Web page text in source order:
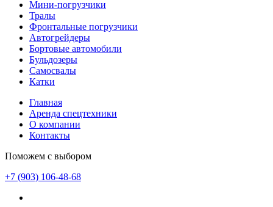
Мини-погрузчики
Тралы
Фронтальные погрузчики
Автогрейдеры
Бортовые автомобили
Бульдозеры
Самосвалы
Катки
Главная
Аренда спецтехники
О компании
Контакты
Поможем с выбором
+7 (903) 106-48-68